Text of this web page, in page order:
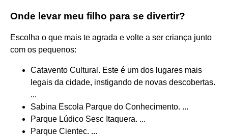
Onde levar meu filho para se divertir?
Escolha o que mais te agrada e volte a ser criança junto
com os pequenos:
Catavento Cultural. Este é um dos lugares mais
legais da cidade, instigando de novas descobertas.
...
Sabina Escola Parque do Conhecimento. ...
Parque Lúdico Sesc Itaquera. ...
Parque Cientec. ...